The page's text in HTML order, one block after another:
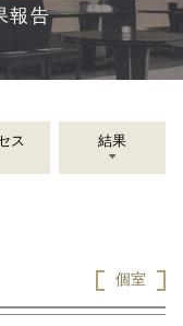
報告
ス 結果
個室